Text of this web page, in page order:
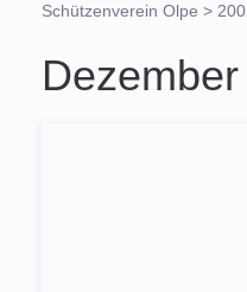
Schützenverein Olpe >